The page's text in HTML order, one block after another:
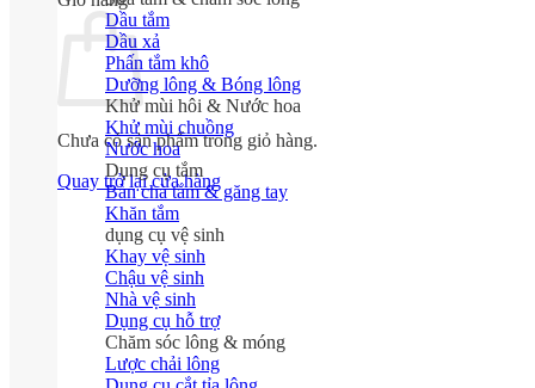
Chưa có sản phẩm trong giỏ hàng.
Quay trở lại cửa hàng
Dầu tắm
Dầu xả
Phấn tắm khô
Dưỡng lông & Bóng lông
Khử mùi hôi & Nước hoa
Khử mùi chuồng
Nước hoa
Dụng cụ tắm
Bàn chà tắm & găng tay
Khăn tắm
dụng cụ vệ sinh
Khay vệ sinh
Chậu vệ sinh
Nhà vệ sinh
Dụng cụ hỗ trợ
Chăm sóc lông & móng
Lược chải lông